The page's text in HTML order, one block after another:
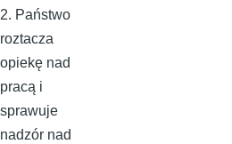
2. Państwo
roztacza
opiekę nad
pracą i
sprawuje
nadzór nad